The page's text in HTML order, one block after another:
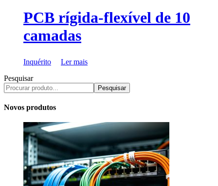
PCB rígida-flexível de 10
camadas
Inquérito
Ler mais
Pesquisar
Pesquisar
Novos produtos